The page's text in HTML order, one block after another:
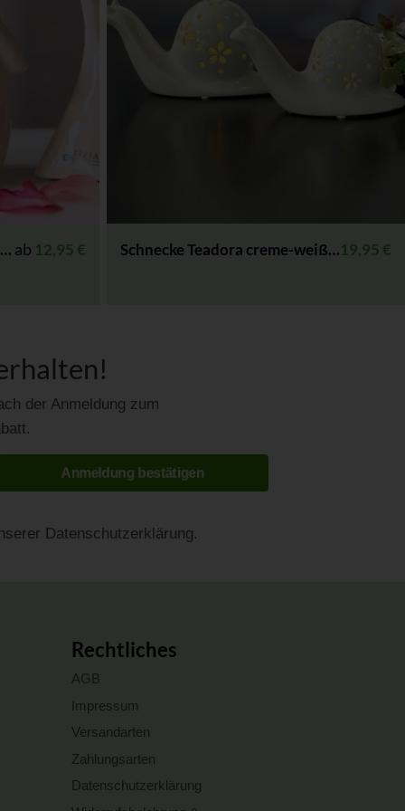
ab 12,95 € Schnecke Teadora creme-weiß LED19,95 €
der Anmeldung zum
Datenschutzerklärung.
Anmeldung bestätigen
Rechtliches
AGB
Impressum
Versandarten
Zahlungsarten
Datenschutzerklärung